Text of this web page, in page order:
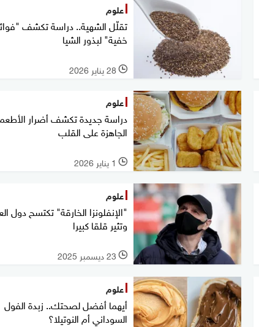
علوم
تقلّل الشهية.. دراسة تكشف
خفية" لبذور الشيا
l 28 يناير 2026
علوم
دراسة جديدة تكشف أضرار
الجاهزة على القلب
l 1 يناير 2026
علوم
"الإنفلونزا الخارقة" تكتسح دول
وتثير قلقا كبيرا
l 23 ديسمبر 2025
علوم
أيهما أفضل لصحتك.. زبدة الفول
السوداني أم النوتيلا؟